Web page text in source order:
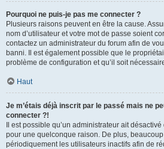
Pourquoi ne puis-je pas me connecter ?
Plusieurs raisons peuvent en être la cause.
nom d’utilisateur et votre mot de passe soient
contactez un administrateur du forum afin de
banni. Il est également possible que le
problème de configuration et qu’il soit
Haut
Je m’étais déjà inscrit par le passé mais ne
connecter ?!
Il est possible qu’un administrateur ait
pour une quelconque raison. De plus,
périodiquement les utilisateurs inactifs afin de